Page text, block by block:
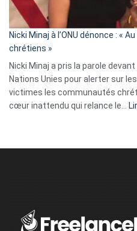
Nicki Minaj à l’ONU dénonce : «
chrétiens »
Nicki Minaj a pris la parole
Nations Unies pour alerter sur
victimes les communautés
cœur inattendu qui relance le…